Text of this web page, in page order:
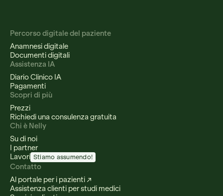
Percorso digitale del paziente
Anamnesi digitale
Documenti digitali
Assistenza IA
Diario Clinico IA
Pagamenti
Scopri di più
Prezzi
Richiedi una consulenza gratuita
Chi è Nelly
Su di noi
I partner
Lavori Stiamo assumendo!
Contatto
Al portale per i pazienti ↗
Assistenza clienti per studi medici